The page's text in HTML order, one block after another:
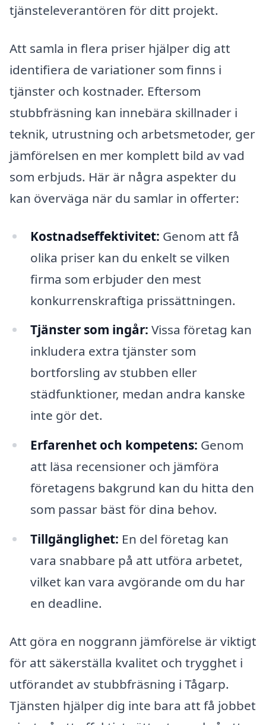
tjänsteleverantören för ditt projekt.
Att samla in flera priser hjälper dig att
identifiera de variationer som finns i
tjänster och kostnader. Eftersom
stubbfräsning kan innebära skillnader i
teknik, utrustning och arbetsmetoder, ger
jämförelsen en mer komplett bild av vad
som erbjuds. Här är några aspekter du
kan överväga när du samlar in offerter:
Kostnadseffektivitet: Genom att få
olika priser kan du enkelt se vilken
firma som erbjuder den mest
konkurrenskraftiga prissättningen.
Tjänster som ingår: Vissa företag kan
inkludera extra tjänster som
bortforsling av stubben eller
städfunktioner, medan andra kanske
inte gör det.
Erfarenhet och kompetens: Genom
att läsa recensioner och jämföra
företagens bakgrund kan du hitta den
som passar bäst för dina behov.
Tillgänglighet: En del företag kan
vara snabbare på att utföra arbetet,
vilket kan vara avgörande om du har
en deadline.
Att göra en noggrann jämförelse är viktigt
för att säkerställa kvalitet och trygghet i
utförandet av stubbfräsning i Tågarp.
Tjänsten hjälper dig inte bara att få jobbet